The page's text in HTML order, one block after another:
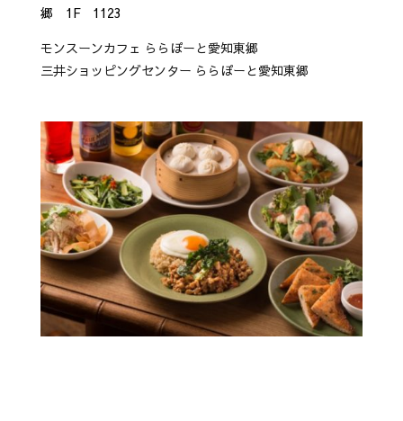
郷 1F 1123
モンスーンカフェ ららぽーと愛知東郷
三井ショッピングセンター ららぽーと愛知東郷